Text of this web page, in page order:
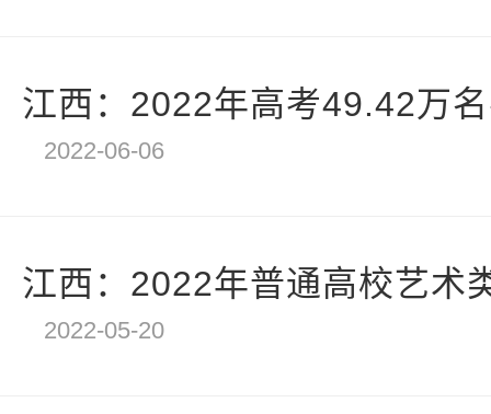
江西：2022年高考49.42万
2022-06-06
江西：2022年普通高校艺术
2022-05-20